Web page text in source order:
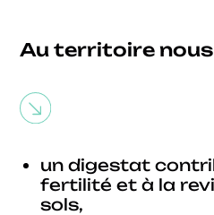
Au territoire
un digestat
fertilité et à la
sols,